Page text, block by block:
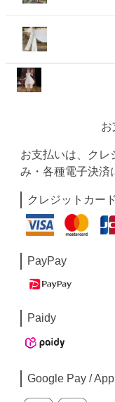
お
お支払いは、クレ
み・各種電子決済
クレジットカード
PayPay
Paidy
Google Pay /